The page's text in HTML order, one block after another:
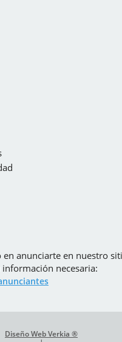
en anunciarte en nuestro
necesaria:
Diseño Web Verkia ®